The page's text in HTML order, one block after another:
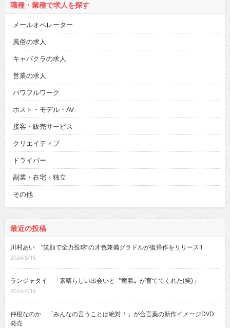
職種・業種で求人を探す
メールオペレーター
風俗の求人
キャバクラの求人
営業の求人
パワフルワーク
ホスト・モデル・AV
接客・販売サービス
クリエイティブ
ドライバー
副業・在宅・独立
その他
最近の投稿
川村あい “笑顔で全力投球”の才色兼備グラドルが復帰作をリリース!!
2024/5/16
ランジャタイ 「素晴らしい出会いと〝癒着〟が育ててくれた(笑)」
2024/4/16
仲根なのか 「みんなの言うことは絶対！」が合言葉の新作イメージDVD
発売